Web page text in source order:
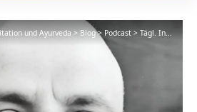
und Ayurveda>Blog> Podcast > Tägl. Inspiration